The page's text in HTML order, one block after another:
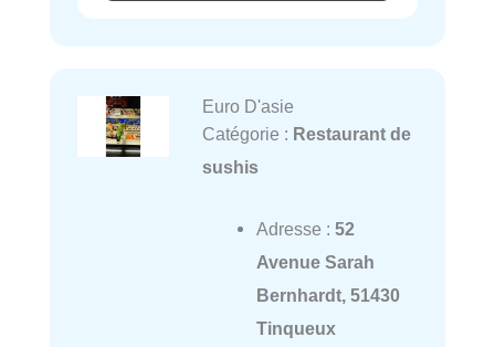
Euro D'asie
Catégorie : Restaurant de
sushis
Adresse : 52
Avenue Sarah
Bernhardt, 51430
Tinqueux